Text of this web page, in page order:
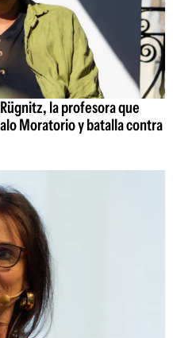
la profesora que
Moratorio y batalla contra